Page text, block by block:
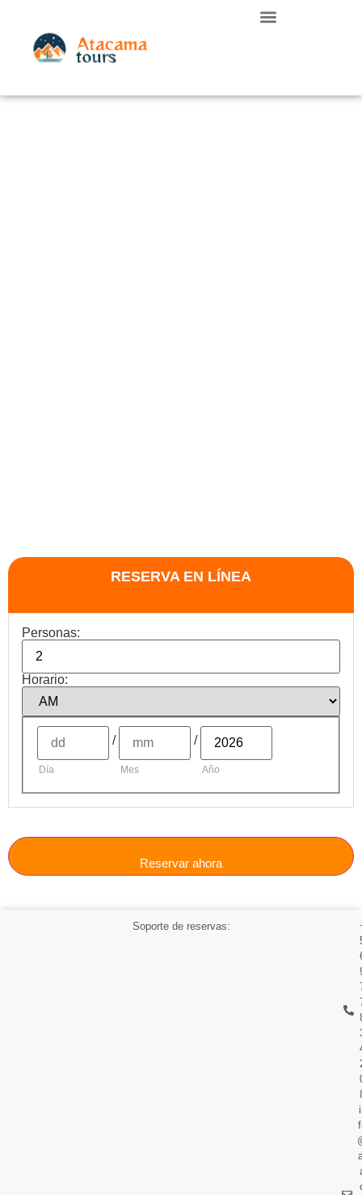
RESERVA EN LÍNEA
Personas:
Horario:
Día
/
Mes
/
Año
Reservar ahora
Soporte de reservas: